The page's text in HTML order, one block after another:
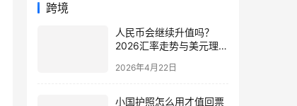
跨境
人民币会继续升值吗？
2026汇率走势与美元理财
2026年4月22日
小国护照怎么用才值回票